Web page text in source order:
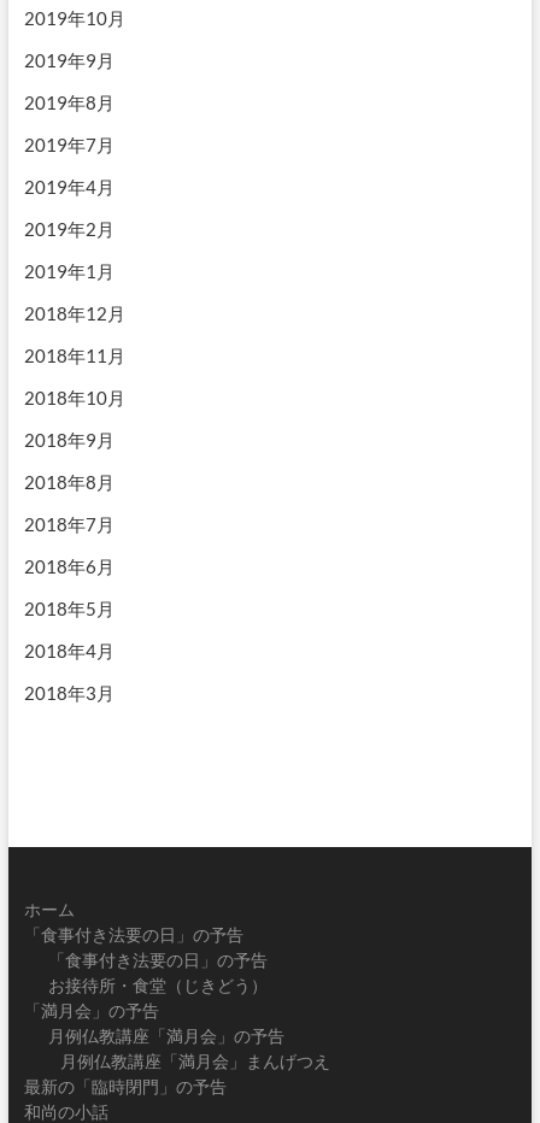
2019年10月
2019年9月
2019年8月
2019年7月
2019年4月
2019年2月
2019年1月
2018年12月
2018年11月
2018年10月
2018年9月
2018年8月
2018年7月
2018年6月
2018年5月
2018年4月
2018年3月
ホーム
「食事付き法要の日」の予告
「食事付き法要の日」の予告
お接待所・食堂（じきどう）
「満月会」の予告
月例仏教講座「満月会」の予告
月例仏教講座「満月会」まんげつえ
最新の「臨時閉門」の予告
和尚の小話